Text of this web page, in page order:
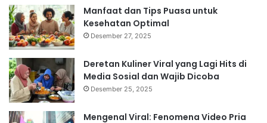
Manfaat dan Tips Puasa untuk
Kesehatan Optimal
Desember 27, 2025
Deretan Kuliner Viral yang Lagi Hits di
Media Sosial dan Wajib Dicoba
Desember 25, 2025
Mengenal Viral: Fenomena Video Pria